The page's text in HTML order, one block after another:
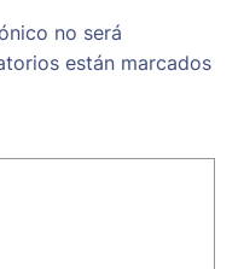
no será
están marcados